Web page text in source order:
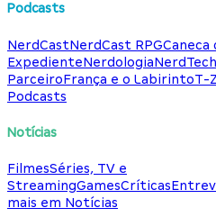
Podcasts
NerdCastNerdCast RPGCaneca
ExpedienteNerdologiaNerdTech
ParceiroFrança e o LabirintoT-
Podcasts
Notícias
FilmesSéries, TV e
StreamingGamesCríticas
mais em Notícias